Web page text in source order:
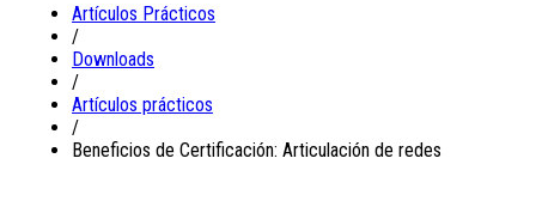
Artículos Prácticos
/
Downloads
/
Artículos prácticos
/
Beneficios de Certificación: Articulación de redes